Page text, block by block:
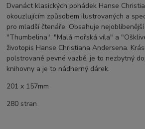
Dvanáct klasických pohádek Hanse
okouzlujícím způsobem ilustrovaných a
pro mladší čtenáře. Obsahuje
"Thumbelina", "Malá mořská víla" a
životopis Hanse Christiana Andersena.
polstrované pevné vazbě, je to nezbytný
knihovny a je to nádherný dárek.
201 x 157mm
280 stran